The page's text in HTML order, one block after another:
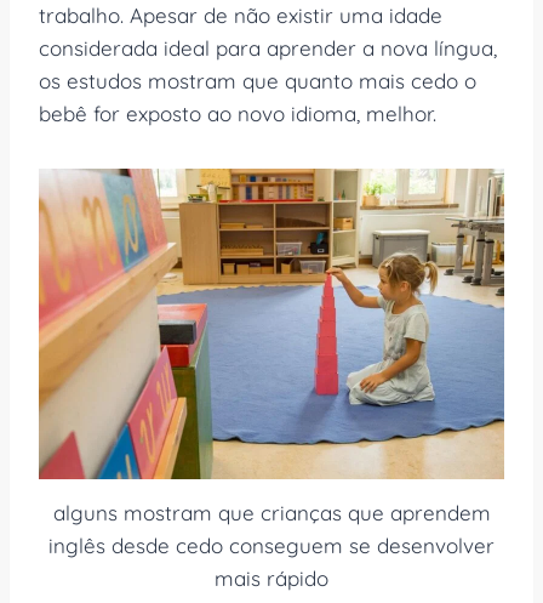
trabalho. Apesar de não existir uma idade
considerada ideal para aprender a nova língua,
os estudos mostram que quanto mais cedo o
bebê for exposto ao novo idioma, melhor.
alguns mostram que crianças que aprendem
inglês desde cedo conseguem se desenvolver
mais rápido